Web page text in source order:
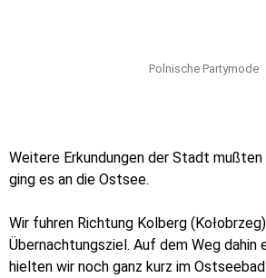
Polnische Partymode
Weitere Erkundungen der Stadt mußten
ging es an die Ostsee.
Wir fuhren Richtung Kolberg
Übernachtungsziel. Auf dem Weg dahin
hielten wir noch ganz kurz im